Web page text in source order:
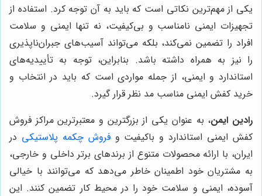
یکی از مهم‌ترین نکاتی است که باید به آن توجه کرد. استفاده از
تجهیزات ایمنی نامناسب و بی‌کیفیت، نه تنها ایمنی و سلامت
افراد را تضمین نمی‌کند، بلکه می‌تواند آسیب‌های جبران‌ناپذیری
را نیز به همراه داشته باشد. بنابراین، توجه به تأییدیه‌های
استاندارد و ایمنی، از جمله مواردی است که باید در انتخاب و
خرید کفش ایمنی مناسب مد نظر قرار گیرد.
رادین ایمن، به عنوان یکی از بزرگترین و معتبرترین مراکز فروش
کفش ایمنی استاندارد و باکیفیت وفروش چکمه پلاستیکی در
ایران، با ارائه محصولات متنوع از برندهای برتر داخلی و خارجی،
به مشتریان خود اطمینان خاطر می‌دهد که می‌توانند با خیالی
آسوده، ایمنی و سلامت خود را در محیط کار تضمین کنند. این